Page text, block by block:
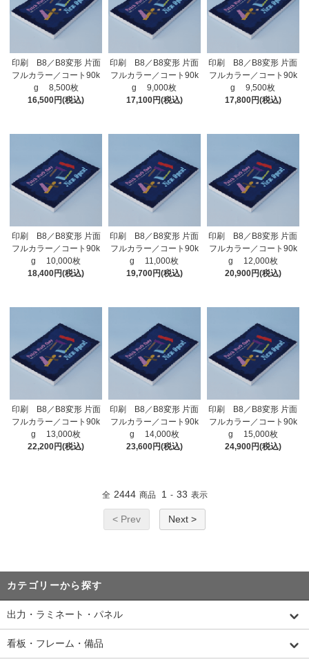
印刷 B8／B8変形 片面
フルカラー／コート90k
g 8,500枚
16,500円(税込)
印刷 B8／B8変形 片面
フルカラー／コート90k
g 9,000枚
17,100円(税込)
印刷 B8／B8変形 片面
フルカラー／コート90k
g 9,500枚
17,800円(税込)
印刷 B8／B8変形 片面
フルカラー／コート90k
g 10,000枚
18,400円(税込)
印刷 B8／B8変形 片面
フルカラー／コート90k
g 11,000枚
19,700円(税込)
印刷 B8／B8変形 片面
フルカラー／コート90k
g 12,000枚
20,900円(税込)
印刷 B8／B8変形 片面
フルカラー／コート90k
g 13,000枚
22,200円(税込)
印刷 B8／B8変形 片面
フルカラー／コート90k
g 14,000枚
23,600円(税込)
印刷 B8／B8変形 片面
フルカラー／コート90k
g 15,000枚
24,900円(税込)
全 2444 商品 1 - 33 表示
< Prev Next >
カテゴリーから探す
出力・ラミネート・パネル
看板・フレーム・備品